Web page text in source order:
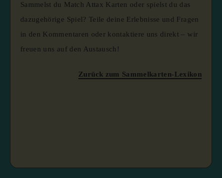
Sammelst du Match Attax Karten oder spielst du das
dazugehörige Spiel? Teile deine Erlebnisse und Fragen
in den Kommentaren oder kontaktiere uns direkt – wir
freuen uns auf den Austausch!​
Zurück zum Sammelkarten-Lexikon